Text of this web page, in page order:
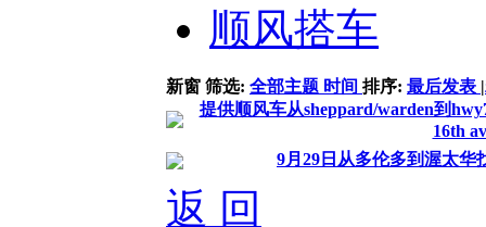
顺风搭车
新窗 筛选: 全部主题 时间 排序: 最后发表 |
提供顺风车从sheppard/warden到
16th
9月29日从多伦多到渥太华
返 回